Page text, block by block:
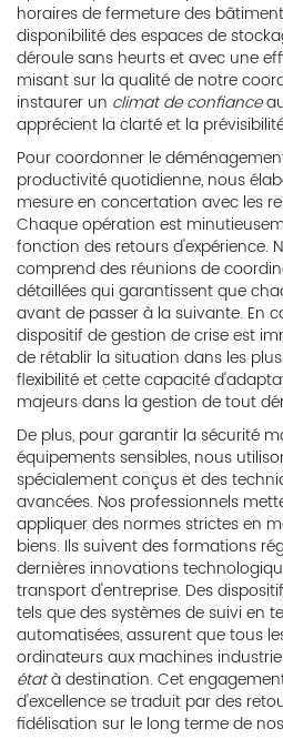
horaires de fermeture des
disponibilité des espaces de
déroule sans heurts et avec une
misant sur la qualité de notre
instaurer un climat de confiance
apprécient la clarté et la
Pour coordonner le
productivité quotidienne, nous
mesure en concertation avec les
Chaque opération est
fonction des retours d'expérience.
comprend des réunions de
détaillées qui garantissent que
avant de passer à la suivante. En
dispositif de gestion de crise est
de rétablir la situation dans les
flexibilité et cette capacité
majeurs dans la gestion de tout
De plus, pour garantir la sécurité
équipements sensibles, nous
spécialement conçus et des
avancées. Nos professionnels
appliquer des normes strictes en
biens. Ils suivent des formations
dernières innovations
transport d'entreprise. Des
tels que des systèmes de suivi en
automatisées, assurent que tous
ordinateurs aux machines
étatà destination. Cet
d'excellence se traduit par des
fidélisation sur le long terme de